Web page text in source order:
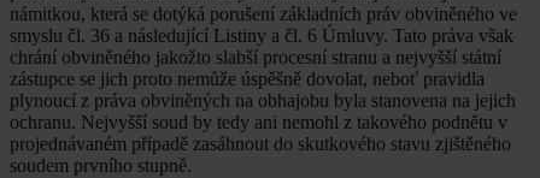
námitkou, která se dotýká porušení základních práv obviněného ve
smyslu čl. 36 a následující Listiny a čl. 6 Úmluvy. Tato práva však
chrání obviněného jakožto slabší procesní stranu a nejvyšší státní
zástupce se jich proto nemůže úspěšně dovolat, neboť pravidla
plynoucí z práva obviněných na obhajobu byla stanovena na jejich
ochranu. Nejvyšší soud by tedy ani nemohl z takového podnětu v
projednávaném případě zasáhnout do skutkového stavu zjištěného
soudem prvního stupně.